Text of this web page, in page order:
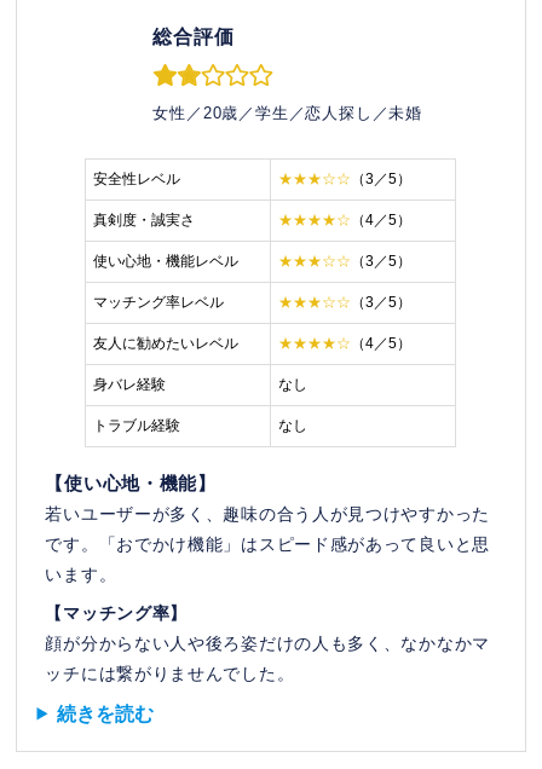
総合評価
女性／20歳／学生／恋人探し／未婚
安全性レベル ★★★☆☆ （3／5）
真剣度・誠実さ ★★★★☆ （4／5）
使い心地・機能レベル ★★★☆☆ （3／5）
マッチング率レベル ★★★☆☆ （3／5）
友人に勧めたいレベル ★★★★☆ （4／5）
身バレ経験 なし
トラブル経験 なし
【使い心地・機能】
若いユーザーが多く、趣味の合う人が見つけやすかった
です。「おでかけ機能」はスピード感があって良いと思
います。
【マッチング率】
顔が分からない人や後ろ姿だけの人も多く、なかなかマ
ッチには繋がりませんでした。
続きを読む